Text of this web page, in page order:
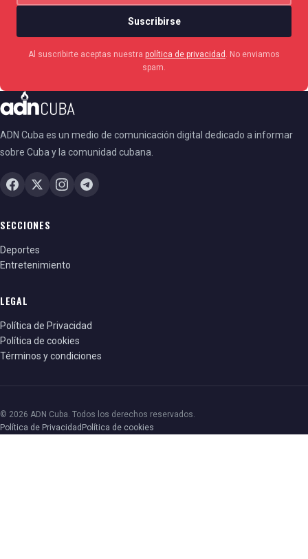
Suscribirse
Al suscribirte aceptas nuestra política de privacidad
. No enviamos
spam.
ADN Cuba es un medio de comunicación digital dedicado a informar
sobre Cuba y la comunidad cubana.
SECCIONES
Deportes
Entretenimiento
LEGAL
Política de Privacidad
Política de cookies
Términos y condiciones
© 2026 ADN Cuba. Todos los derechos reservados.
Política de Privacidad Política de cookies